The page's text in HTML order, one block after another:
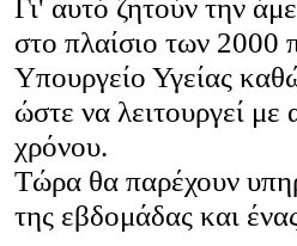
Γι' αυτό ζητούν την
στο πλαίσιο των 2000
Υπουργείο Υγείας
ώστε να λειτουργεί με
χρόνου.
Τώρα θα παρέχουν
της εβδομάδας και